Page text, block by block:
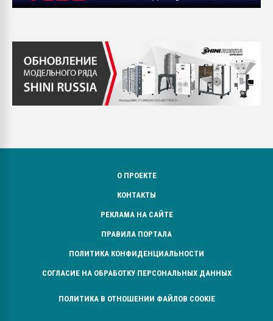
О ПРОЕКТЕ
КОНТАКТЫ
РЕКЛАМА НА САЙТЕ
ПРАВИЛА ПОРТАЛА
ПОЛИТИКА КОНФИДЕНЦИАЛЬНОСТИ
СОГЛАСИЕ НА ОБРАБОТКУ ПЕРСОНАЛЬНЫХ ДАННЫХ
ПОЛИТИКА В ОТНОШЕНИИ ФАЙЛОВ COOKIE